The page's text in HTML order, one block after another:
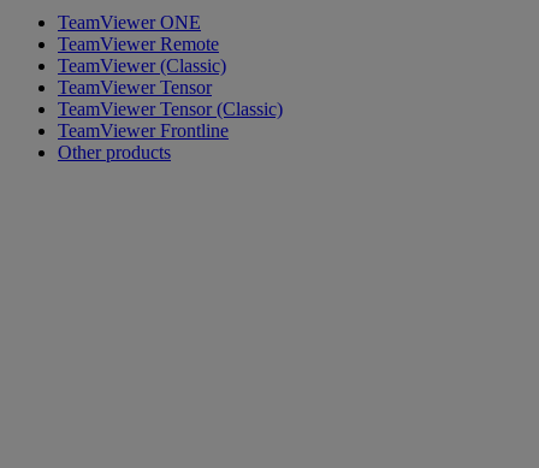
TeamViewer ONE
TeamViewer Remote
TeamViewer (Classic)
TeamViewer Tensor
TeamViewer Tensor (Classic)
TeamViewer Frontline
Other products